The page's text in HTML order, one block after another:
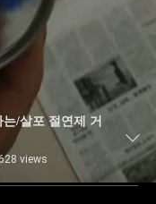
/살포 절연제 거
views